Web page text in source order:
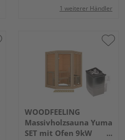
1 weiterer Händler
WOODFEELING
Massivholzsauna Yuma
SET mit Ofen 9kW